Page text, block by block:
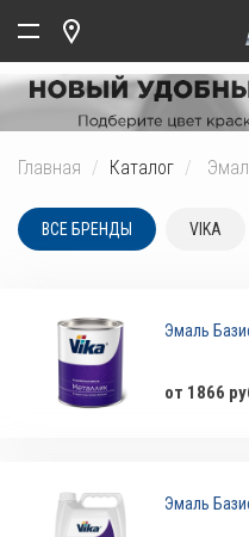
Главная Каталог
ВСЕ БРЕНДЫ VIKA
Эмаль
от 1866
Эмаль